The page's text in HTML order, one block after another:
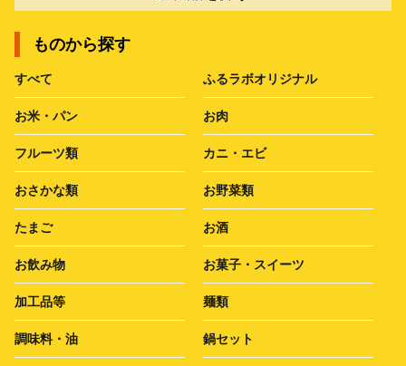
ものから探す
すべて ふるラボオリジナル
お米・パン お肉
フルーツ類 カニ・エビ
おさかな類 お野菜類
たまご お酒
お飲み物 お菓子・スイーツ
加工品等 麺類
調味料・油 鍋セット